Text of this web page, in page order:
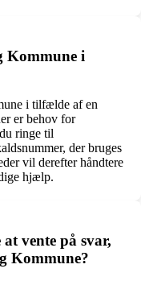
Kommune i
i tilfælde af en
er behov for
ringe til
der bruges
vil derefter håndtere
hjælp.
vente på svar,
Kommune?